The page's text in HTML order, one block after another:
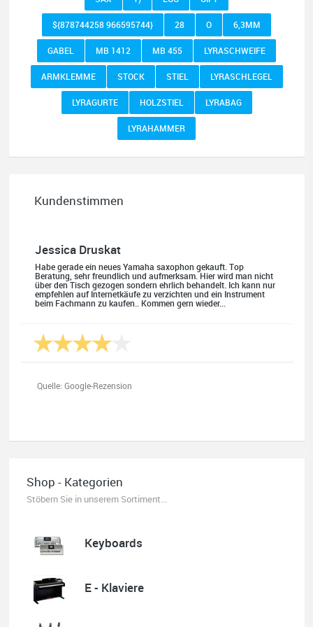
${878744258 966595744} 28 O 6,3MM
GABEL MB 1412 MB 455 LYRASCHWEIFE
ARMKLEMME STOCK STIEL LYRASCHLEGEL
LYRAGURTE HOLZSTIEL LYRABAG
LYRAHAMMER
Kundenstimmen
Jessica Druskat
Habe gerade ein neues Yamaha saxophon gekauft. Top
Beratung, sehr freundlich und aufmerksam. Hier wird man nicht
über den Tisch gezogen sondern ehrlich behandelt. Ich kann nur
empfehlen auf Internetkäufe zu verzichten und ein Instrument
beim Fachmann zu kaufen.. Kommen gern wieder...
Quelle: Google-Rezension
Habe mir heute eine E-Gitarre und einen Amp gekauft.
Erstklassige Beratung vom Chef. Hier fühlt man sich
aufgehoben. Finger weg vom Internet. Kauft beim Fachmann zu
guten Konditionen. Es zahlt sich aus. Ich kaufe hier immer
Quelle: Google-Rezension
Shop - Kategorien
Stöbern Sie in unserem Sortiment...
Keyboards
E - Klaviere